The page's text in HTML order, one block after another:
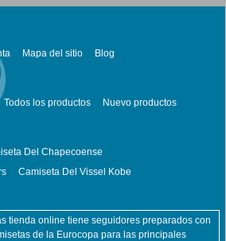
Mapa del sitio Blog
Todos los productos Nuevo productos
Del Chapecoense
Camiseta Del Vissel Kobe
tienda online tiene seguidores preparados con
de la Eurocopa para las principales